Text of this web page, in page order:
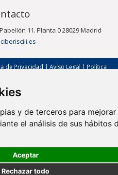
y de terceros para mejorar
el análisis de sus hábitos
Aceptar
Rechazar todo
11. Planta 0 28029 Madrid
de Privacidad | Aviso Legal | Política